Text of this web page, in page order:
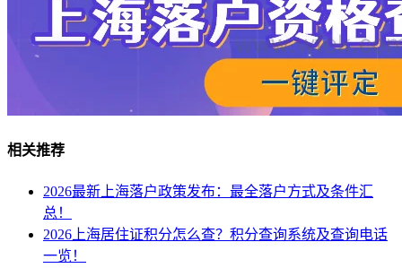
相关推荐
2026最新上海落户政策发布：最全落户方式及条件汇
总！
2026上海居住证积分怎么查？积分查询系统及查询电话
一览！